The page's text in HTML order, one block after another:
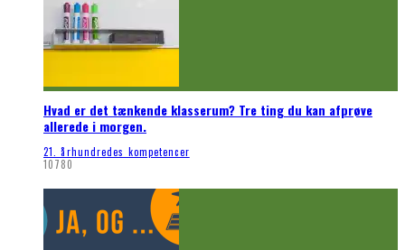
Hvad er det tænkende klasserum? Tre ting du kan afprøve
allerede i morgen.
21. århundredes kompetencer
10780